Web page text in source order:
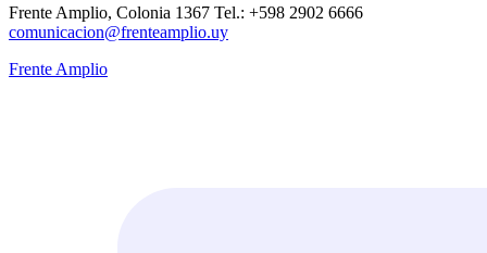
Frente Amplio, Colonia 1367 Tel.: +598 2902 6666
comunicacion@frenteamplio.uy
Frente Amplio